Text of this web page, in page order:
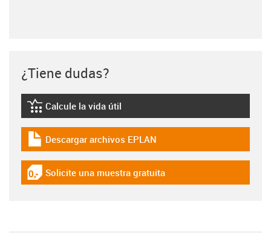
¿Tiene dudas?
igus-icon-lebensdauerrechner
Calcule la vida útil
igus-icon-download-plan
Descargar archivos EPLAN
igus-icon-gratismuster
Solicite una muestra gratuita